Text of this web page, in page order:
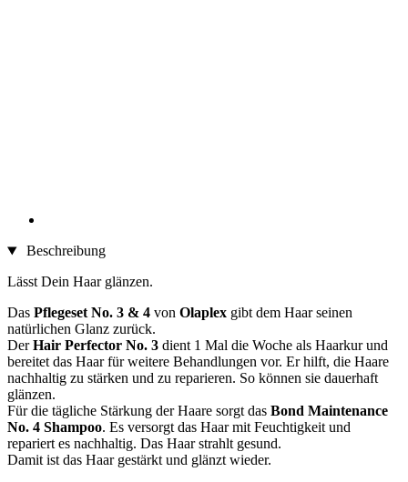
Beschreibung
Lässt Dein Haar glänzen.
Das Pflegeset No. 3 & 4 von Olaplex gibt dem Haar seinen
natürlichen Glanz zurück.
DerHair Perfector No. 3 dient 1 Mal die Woche als Haarkur und
bereitet das Haar für weitere Behandlungen vor. Er hilft, die Haare
nachhaltig zu stärken und zu reparieren. So können sie dauerhaft
glänzen.
Für die tägliche Stärkung der Haare sorgt das Bond Maintenance
No. 4 Shampoo. Es versorgt das Haar mit Feuchtigkeit und
repariert es nachhaltig. Das Haar strahlt gesund.
Damit ist das Haar gestärkt und glänzt wieder.